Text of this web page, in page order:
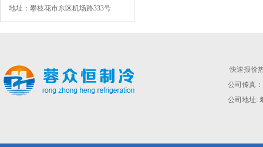
地址：攀枝花市东区机场路333号
快速报价
公司传真：
公司地址: